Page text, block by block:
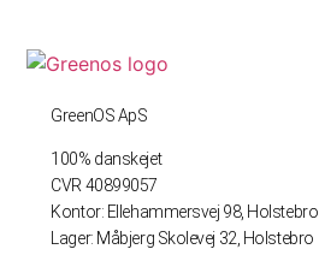
GreenOS ApS
100% danskejet
CVR 40899057
Kontor: Ellehammersvej 98, Holstebro
Lager: Måbjerg Skolevej 32, Holstebro